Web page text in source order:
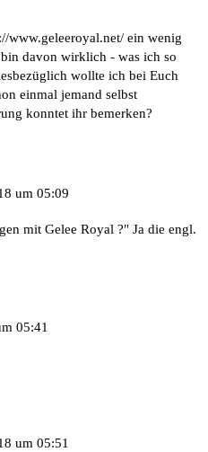
www.geleeroyal.net/ ein wenig
davon wirklich - was ich so
wollte ich bei Euch
einmal jemand selbst
konntet ihr bemerken?
um 05:09
mit Gelee Royal ?" Ja die engl.
05:41
um 05:51